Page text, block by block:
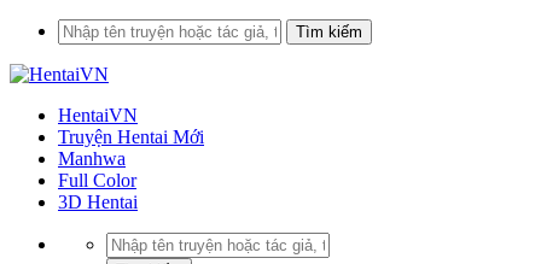
HentaiVN
Truyện Hentai Mới
Manhwa
Full Color
3D Hentai